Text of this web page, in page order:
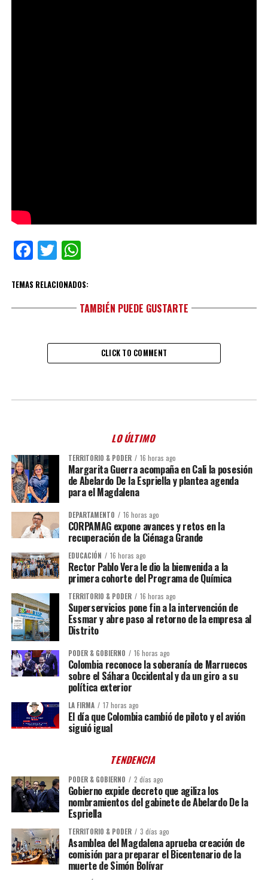
Facebook
TwitterWhatsApp
TEMAS RELACIONADOS:
TAMBIÉN PUEDE GUSTARTE
CLICK TO COMMENT
LO ÚLTIMO
TERRITORIO & PODER 16 horas ago
Margarita Guerra acompaña en Cali la posesión
de Abelardo De la Espriella y plantea agenda
para el Magdalena
DEPARTAMENTO 16 horas ago
CORPAMAG expone avances y retos en la
recuperación de la Ciénaga Grande
EDUCACIÓN 16 horas ago
Rector Pablo Vera le dio la bienvenida a la
primera cohorte del Programa de Química
TERRITORIO & PODER 16 horas ago
Superservicios pone fin a la intervención de
Essmar y abre paso al retorno de la empresa al
Distrito
PODER & GOBIERNO 16 horas ago
Colombia reconoce la soberanía de Marruecos
sobre el Sáhara Occidental y da un giro a su
política exterior
LA FIRMA 17 horas ago
El día que Colombia cambió de piloto y el avión
siguió igual
TENDENCIA
PODER & GOBIERNO 2 días ago
Gobierno expide decreto que agiliza los
nombramientos del gabinete de Abelardo De la
Espriella
TERRITORIO & PODER 3 días ago
Asamblea del Magdalena aprueba creación de
comisión para preparar el Bicentenario de la
muerte de Simón Bolívar